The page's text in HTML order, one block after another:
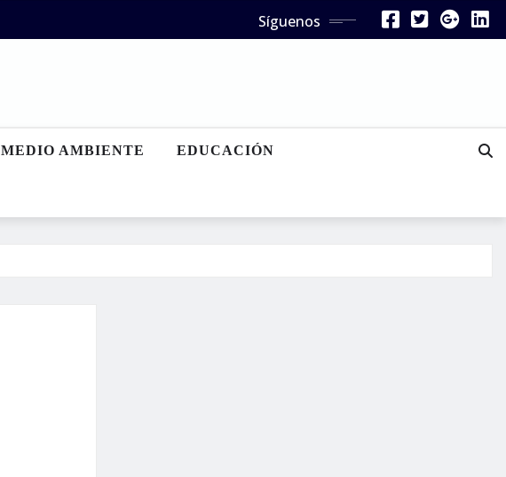
Síguenos
MEDIO AMBIENTE EDUCACIÓN